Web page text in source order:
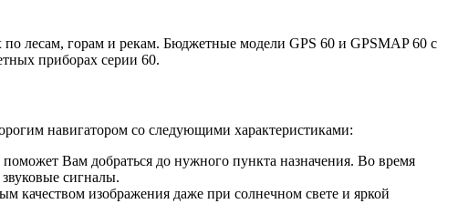
лесам, горам и рекам. Бюджетные модели GPS 60 и GPSMAP 60 с
приборах серии 60.
навигатором со следующими характеристиками:
поможет Вам добраться до нужного пункта назначения. Во время
сигналы.
изображения даже при солнечном свете и яркой